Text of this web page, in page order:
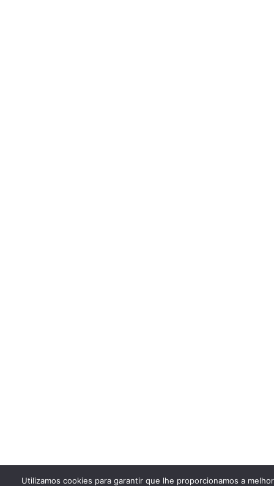
Utilizamos cookies para garantir que lhe proporcionamos a